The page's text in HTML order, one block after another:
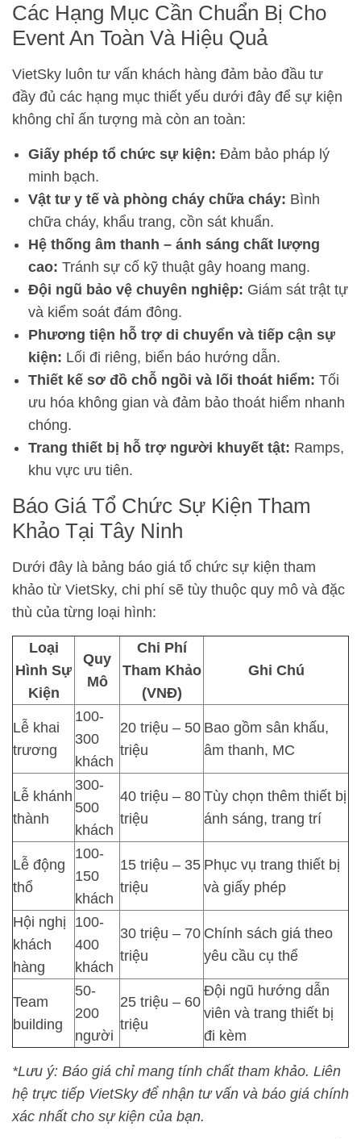
Các Hạng Mục Cần Chuẩn Bị Cho
Event An Toàn Và Hiệu Quả
VietSky luôn tư vấn khách hàng đảm bảo đầu tư
đầy đủ các hạng mục thiết yếu dưới đây để sự kiện
không chỉ ấn tượng mà còn an toàn:
Giấy phép tổ chức sự kiện: Đảm bảo pháp lý
minh bạch.
Vật tư y tế và phòng cháy chữa cháy: Bình
chữa cháy, khẩu trang, cồn sát khuẩn.
Hệ thống âm thanh – ánh sáng chất lượng
cao: Tránh sự cố kỹ thuật gây hoang mang.
Đội ngũ bảo vệ chuyên nghiệp: Giám sát trật tự
và kiểm soát đám đông.
Phương tiện hỗ trợ di chuyển và tiếp cận sự
kiện: Lối đi riêng, biển báo hướng dẫn.
Thiết kế sơ đồ chỗ ngồi và lối thoát hiểm: Tối
ưu hóa không gian và đảm bảo thoát hiểm nhanh
chóng.
Trang thiết bị hỗ trợ người khuyết tật: Ramps,
khu vực ưu tiên.
Báo Giá Tổ Chức Sự Kiện Tham
Khảo Tại Tây Ninh
Dưới đây là bảng báo giá tổ chức sự kiện tham
khảo từ VietSky, chi phí sẽ tùy thuộc quy mô và đặc
thù của từng loại hình:
Loại
Hình Sự
Kiện
Quy
Mô
Chi Phí
Tham Khảo
(VNĐ)
Ghi Chú
Lễ khai
trương
100-
300
khách
20 triệu – 50
triệu
Bao gồm sân khấu,
âm thanh, MC
Lễ khánh
thành
300-
500
khách
40 triệu – 80
triệu
Tùy chọn thêm thiết bị
ánh sáng, trang trí
Lễ động
thổ
100-
150
khách
15 triệu – 35
triệu
Phục vụ trang thiết bị
và giấy phép
Hội nghị
khách
hàng
100-
400
khách
30 triệu – 70
triệu
Chính sách giá theo
yêu cầu cụ thể
Team
building
50-
200
người
25 triệu – 60
triệu
Đội ngũ hướng dẫn
viên và trang thiết bị
đi kèm
*Lưu ý: Báo giá chỉ mang tính chất tham khảo. Liên
hệ trực tiếp VietSky để nhận tư vấn và báo giá chính
xác nhất cho sự kiện của bạn.